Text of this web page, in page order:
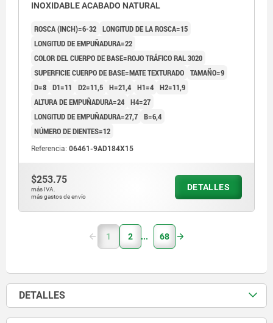
INOXIDABLE ACABADO NATURAL
ROSCA (INCH)=6-32 LONGITUD DE LA ROSCA=15
LONGITUD DE EMPUÑADURA=22
COLOR DEL CUERPO DE BASE=ROJO TRÁFICO RAL 3020
SUPERFICIE CUERPO DE BASE=MATE TEXTURADO TAMAÑO=9
D=8 D1=11 D2=11,5 H=21,4 H1=4 H2=11,9
ALTURA DE EMPUÑADURA=24 H4=27
LONGITUD DE EMPUÑADURA=27,7 B=6,4
NÚMERO DE DIENTES=12
Referencia: 06461-9AD184X15
$253.75
más IVA.
más gastos de envío
DETALLES
1 2 68
DETALLES